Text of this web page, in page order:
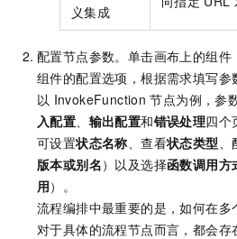
义集成
配置节点参数。单击画布上的组
组件的配置选项，根据需求填写参
以 InvokeFunction 节点为例，参
入配置
输出配置和错误处理四个
可设置状态名称 、查看状态类型
版本或别名）以及选择函数调用方
用）。
流程编排中最重要的是，如何在多
对于具体的流程节点而言，都会存